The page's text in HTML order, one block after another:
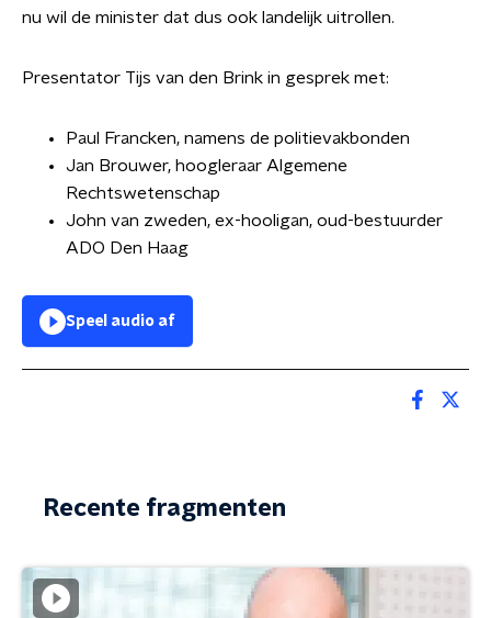
nu wil de minister dat dus ook landelijk uitrollen.
Presentator Tijs van den Brink in gesprek met:
Paul Francken, namens de politievakbonden
Jan Brouwer, hoogleraar Algemene
Rechtswetenschap
John van zweden, ex-hooligan, oud-bestuurder
ADO Den Haag
Speel audio af
Recente fragmenten